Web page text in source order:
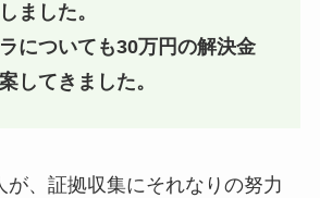
ました。
についても30万円の解決金
してきました。
が、証拠収集にそれなりの努力